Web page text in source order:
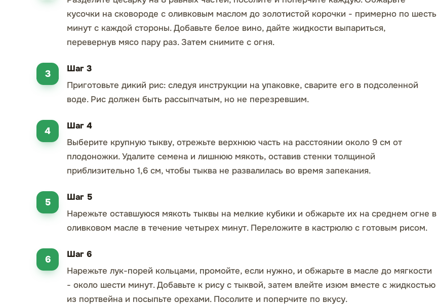
кусочки на сковороде с оливковым маслом до золотистой корочки - примерно по шесть
минут с каждой стороны. Добавьте белое вино, дайте жидкости выпариться,
перевернув мясо пару раз. Затем снимите с огня.
Шаг 3
Приготовьте дикий рис: следуя инструкции на упаковке, сварите его в подсоленной
воде. Рис должен быть рассыпчатым, но не перезревшим.
Шаг 4
Выберите крупную тыкву, отрежьте верхнюю часть на расстоянии около 9 см от
плодоножки. Удалите семена и лишнюю мякоть, оставив стенки толщиной
приблизительно 1,6 см, чтобы тыква не развалилась во время запекания.
Шаг 5
Нарежьте оставшуюся мякоть тыквы на мелкие кубики и обжарьте их на среднем огне в
оливковом масле в течение четырех минут. Переложите в кастрюлю с готовым рисом.
Шаг 6
Нарежьте лук-порей кольцами, промойте, если нужно, и обжарьте в масле до мягкости
- около шести минут. Добавьте к рису с тыквой, затем влейте изюм вместе с жидкостью
из портвейна и посыпьте орехами. Посолите и поперчите по вкусу.